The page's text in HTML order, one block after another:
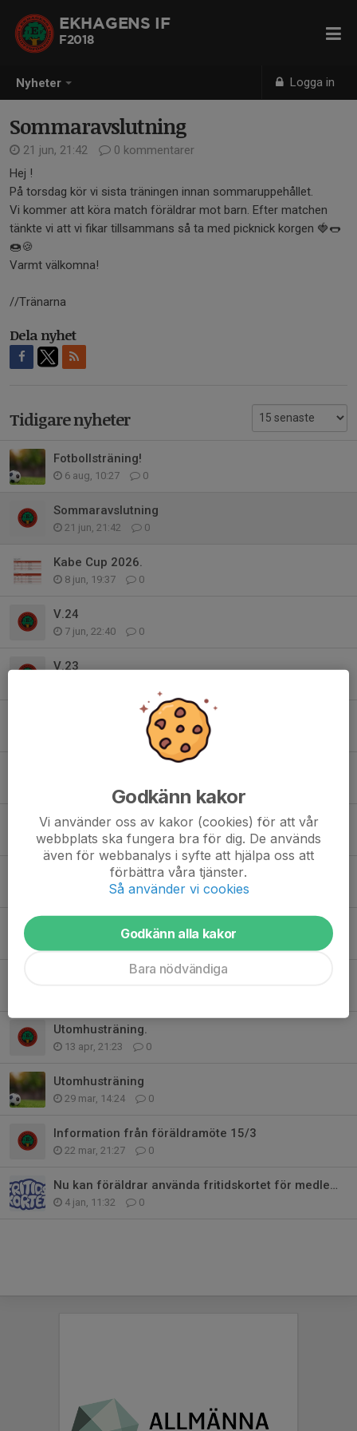
Nyheter Logga in
EKHAGENS IF
F2018
Sommaravslutning
21 jun, 21:42
0 kommentarer
Hej !
På torsdag kör vi sista träningen innan sommaruppehållet.
Vi kommer att köra match föräldrar mot barn. Efter matchen
tänkte vi att vi fikar tillsammans så ta med picknick korgen 🍓🌭
🍩🍪
Varmt välkomna!
//Tränarna
Dela nyhet
Tidigare nyheter
Fotbollsträning!
6 aug, 10:27 0
Sommaravslutning
21 jun, 21:42 0
Kabe Cup 2026.
8 jun, 19:37 0
V.24
7 jun, 22:40 0
V.23
Bemanning Caféet vecka 23
18
Träning v.20
9 maj, 08:00 0
Träning V.19
30 apr, 21:42 0
Utomhusträning 28/4
25 apr, 10:43 0
FOLKETSPARK, EKO-CUP & STÄDA KLUBBSTUGAN
Utomhusträning.
13 apr, 21:23 0
Utomhusträning
29 mar, 14:24 0
Information från föräldramöte 15/3
22 mar, 21:27 0
Nu kan föräldrar använda fritidskortet för medlemsskap 2026
4 jan, 11:32 0
Godkänn kakor
Vi använder oss av kakor (cookies) för att vår
webbplats ska fungera bra för dig. De används
även för webbanalys i syfte att hjälpa oss att
förbättra våra tjänster.
Så använder vi cookies
Godkänn alla kakor
Bara nödvändiga